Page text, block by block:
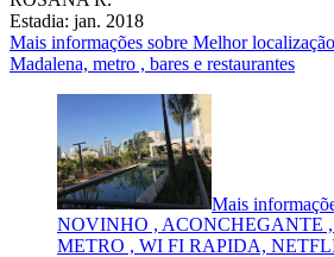
Estadia: jan. 2018
Mais informações sobre Melhor
Madalena, metro , bares e restaurantes
Mais
NOVINHO , ACONCHEGANTE ,
METRO , WI FI RAPIDA,